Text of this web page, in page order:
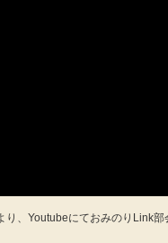
り、YoutubeにておみのりLink